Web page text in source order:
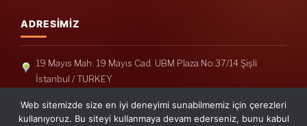
ADRESIMIZ
19 Mayıs Mah. 19 Mayıs Cad. UBM Plaza No:37/14 Şişli
İstanbul / TURKEY
Telefon: +90(212) 240 33 39
Telefon: +90(212) 248 19 36
Web sitemizde size en iyi deneyimi sunabilmemiz için çerezleri
kullanıyoruz. Bu siteyi kullanmaya devam ederseniz, bunu kabul